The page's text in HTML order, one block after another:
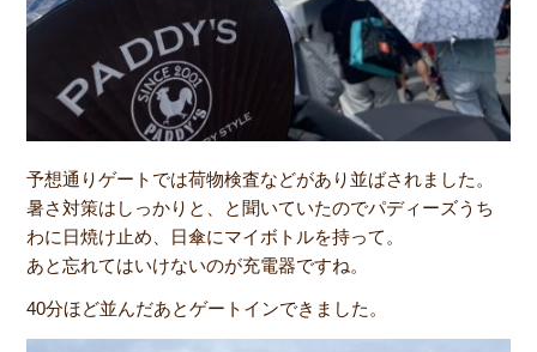
予想通りゲートでは荷物検査などがあり並ばされました。
暑さ対策はしっかりと、と聞いていたのでパディーズうち
わに日焼け止め、日傘にマイボトルを持って。
あと忘れてはいけないのが充電器ですね。
40分ほど並んだあとゲートインできました。